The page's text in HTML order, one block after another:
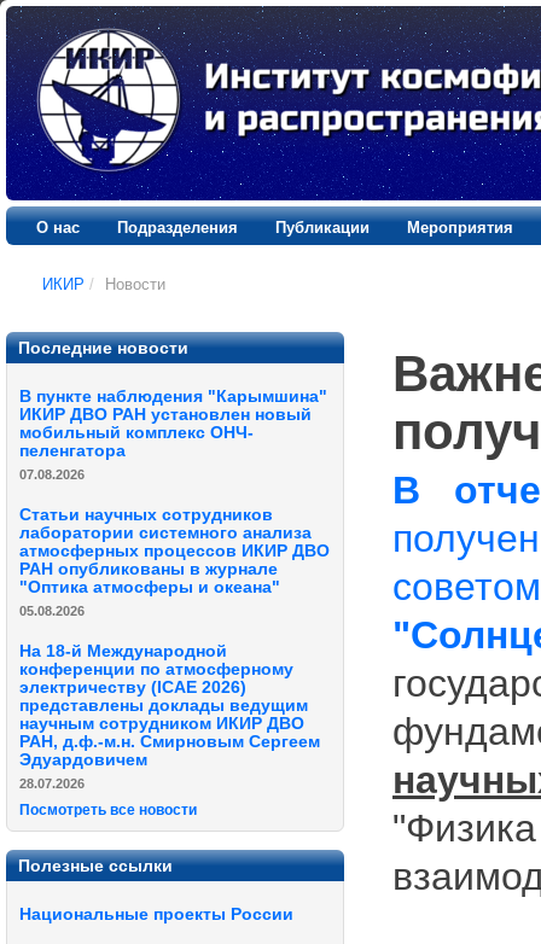
О нас Подразделения Публикации Мероприятия
ИКИР / Новости
Последние новости
В пункте наблюдения "Карымшина"
ИКИР ДВО РАН установлен новый
мобильный комплекс ОНЧ-
пеленгатора
07.08.2026
Статьи научных сотрудников
лаборатории системного анализа
атмосферных процессов ИКИР ДВО
РАН опубликованы в журнале
"Оптика атмосферы и океана"
05.08.2026
На 18-й Международной
конференции по атмосферному
электричеству (ICAE 2026)
представлены доклады ведущим
научным сотрудником ИКИР ДВО
РАН, д.ф.-м.н. Смирновым Сергеем
Эдуардовичем
28.07.2026
Посмотреть все новости
Полезные ссылки
Национальные проекты России
В